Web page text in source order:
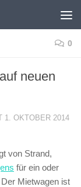
0
neuen
1. OKTOBER 2014
von Strand,
für ein oder
Mietwagen ist